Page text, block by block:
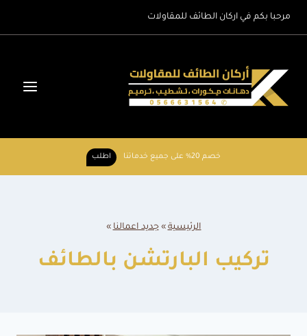
مرحبا بكم في اركان الطائف للمقاولات
خصم 20% على جميع خدماتنا اطلب
الرئيسية »جديد اعمالنا »
تركيب البارتشن بالطائف